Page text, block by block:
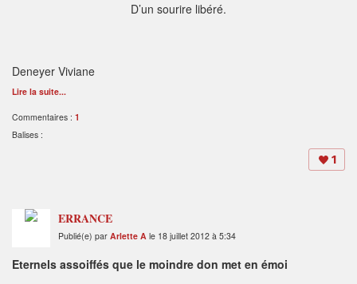
D’un sourire libéré.
Deneyer Viviane
Lire la suite...
Commentaires : 1
Balises :
1
ERRANCE
Publié(e) par Arlette A le 18 juillet 2012 à 5:34
Eternels assoiffés que le moindre don met en émoi